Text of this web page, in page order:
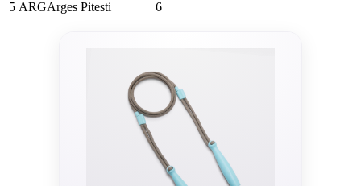
5 ARGArges Pitesti 6